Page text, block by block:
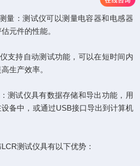
：测试仪可以测量电容器和电感器
元件的性能。
持自动测试功能，可以在短时间内
生产效率。
试仪具有数据存储和导出功能，用
备中，或通过USB接口导出到计算机
测试仪具有以下优势：